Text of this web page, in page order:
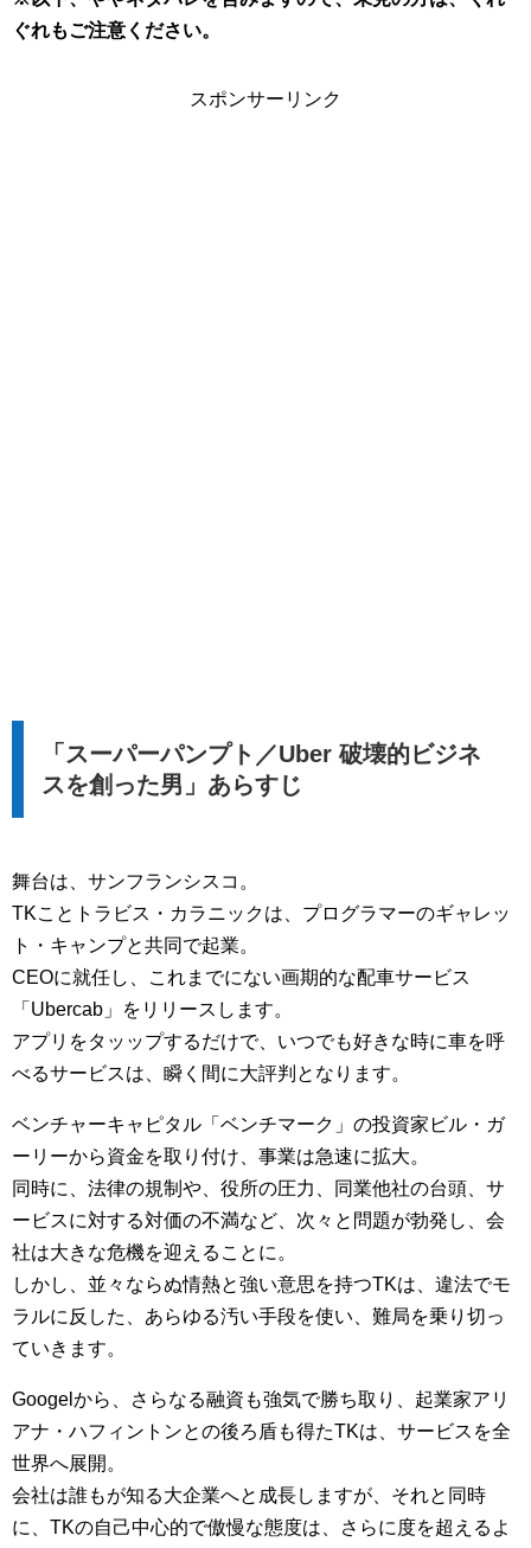
ぐれもご注意ください。
スポンサーリンク
「スーパーパンプト／Uber 破壊的ビジネ
スを創った男」あらすじ
舞台は、サンフランシスコ。
TKことトラビス・カラニックは、プログラマーのギャレッ
ト・キャンプと共同で起業。
CEOに就任し、これまでにない画期的な配車サービス
「Ubercab」をリリースします。
アプリをタッップするだけで、いつでも好きな時に車を呼
べるサービスは、瞬く間に大評判となります。
ベンチャーキャピタル「ベンチマーク」の投資家ビル・ガ
ーリーから資金を取り付け、事業は急速に拡大。
同時に、法律の規制や、役所の圧力、同業他社の台頭、サ
ービスに対する対価の不満など、次々と問題が勃発し、会
社は大きな危機を迎えることに。
しかし、並々ならぬ情熱と強い意思を持つTKは、違法でモ
ラルに反した、あらゆる汚い手段を使い、難局を乗り切っ
ていきます。
Googelから、さらなる融資も強気で勝ち取り、起業家アリ
アナ・ハフィントンとの後ろ盾も得たTKは、サービスを全
世界へ展開。
会社は誰もが知る大企業へと成長しますが、それと同時
に、TKの自己中心的で傲慢な態度は、さらに度を超えるよ